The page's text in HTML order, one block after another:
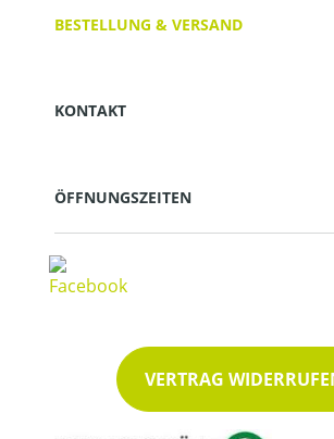
BESTELLUNG & VERSAND
KONTAKT
ÖFFNUNGSZEITEN
VERTRAG